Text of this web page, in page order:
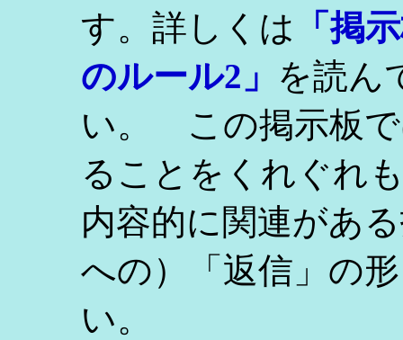
す。詳しくは
「掲
のルール2」 を読ん
い。 この掲示板で
ることをくれぐれ
内容的に関連があ
への）「返信」の
い。